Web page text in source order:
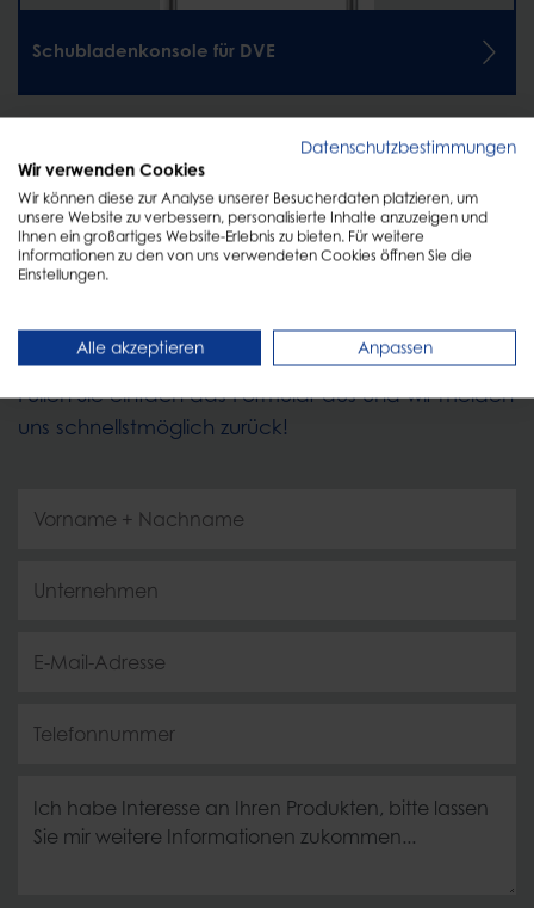
Schubladenkonsole für DVE
KONTAKT
Persönliche Beratung
Füllen Sie einfach das Formular aus und wir melden
uns schnellstmöglich zurück!
Datenschutzbestimmungen
Wir verwenden Cookies
Wir können diese zur Analyse unserer Besucherdaten platzieren, um
unsere Website zu verbessern, personalisierte Inhalte anzuzeigen und
Ihnen ein großartiges Website-Erlebnis zu bieten. Für weitere
Informationen zu den von uns verwendeten Cookies öffnen Sie die
Einstellungen.
Alle akzeptieren Anpassen